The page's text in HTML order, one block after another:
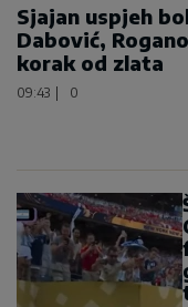
Sjajan uspjeh
Dabović,
korak od zlata
09:43 0